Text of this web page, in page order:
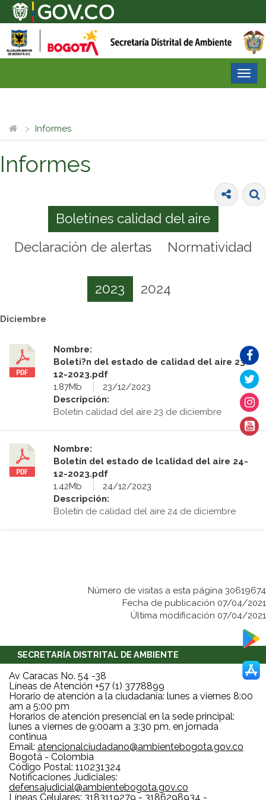
Informes
Informes
Boletines calidad del aire
Declaración de alertas
Normatividad
2023 2024
Diciembre
Nombre:
Boleti?n del estado de calidad del aire 23-
12-2023.pdf
1.87Mb
23/12/2023
Descripción:
Boletín calidad del aire 23 de diciembre
Nombre:
Boletín del estado de lcalidad del aire 24-
12-2023.pdf
1.42Mb
24/12/2023
Descripción:
Boletín de calidad del aire 24 de diciembre
Número de visitas a esta página 30619674
Fecha de publicación 07/04/2021
Última modificación 07/04/2021
SECRETARÍA DISTRITAL DE AMBIENTE
Av Caracas No. 54 -38
Líneas de Atención +57 (1) 3778899
Horario de atención a la ciudadanía: lunes a viernes 8:00
am a 5:00 pm
Horarios de atención presencial en la sede principal:
lunes a viernes de 9:00am a 3:30 pm, en jornada
continua
Email: atencionalciudadano@ambientebogota.gov.co
Bogotá - Colombia
Código Postal: 110231324
Notificaciones Judiciales:
defensajudicial@ambientebogota.gov.co
Líneas Celulares: 3183119279 - 3186298934 -